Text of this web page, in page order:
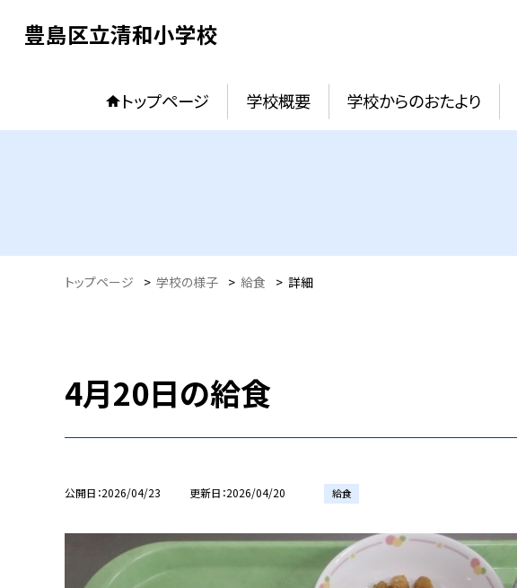
豊島区立清和小学校
トップページ 学校概要 学校からのおたより
トップページ > 学校の様子 > 給食 > 詳細
4月20日の給食
公開日 2026/04/23 更新日 2026/04/20 給食